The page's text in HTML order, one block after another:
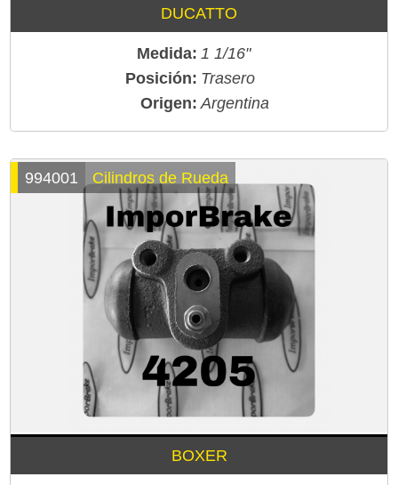
DUCATTO
Medida: 1 1/16"
Posición: Trasero
Origen: Argentina
BOXER
994001 Cilindros de Rueda